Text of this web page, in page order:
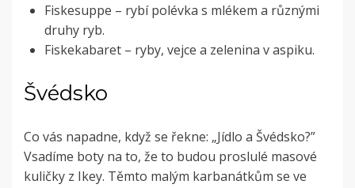
Fiskesuppe – rybí polévka s mlékem a různými
druhy ryb.
Fiskekabaret – ryby, vejce a zelenina v aspiku.
Švédsko
Co vás napadne, když se řekne: „Jídlo a Švédsko?”
Vsadíme boty na to, že to budou proslulé masové
kuličky z Ikey. Těmto malým karbanátkům se ve